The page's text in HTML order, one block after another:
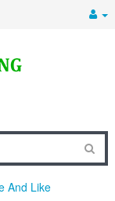
And Like